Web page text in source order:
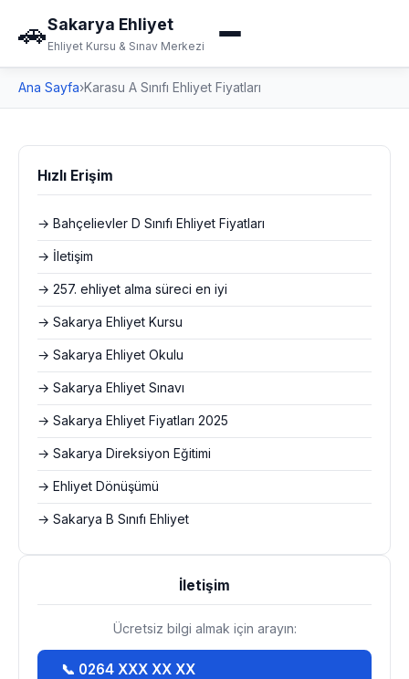
🚗Sakarya Ehliyet
Ehliyet Kursu & Sınav Merkezi
Ana Sayfa›Karasu A Sınıfı Ehliyet Fiyatları
Hızlı Erişim
→ Bahçelievler D Sınıfı Ehliyet Fiyatları
→ İletişim
→ 257. ehliyet alma süreci en iyi
→ Sakarya Ehliyet Kursu
→ Sakarya Ehliyet Okulu
→ Sakarya Ehliyet Sınavı
→ Sakarya Ehliyet Fiyatları 2025
→ Sakarya Direksiyon Eğitimi
→ Ehliyet Dönüşümü
→ Sakarya B Sınıfı Ehliyet
İletişim
Ücretsiz bilgi almak için arayın:
📞 0264 XXX XX XX